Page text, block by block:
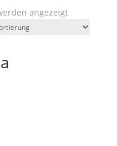
angezeigt